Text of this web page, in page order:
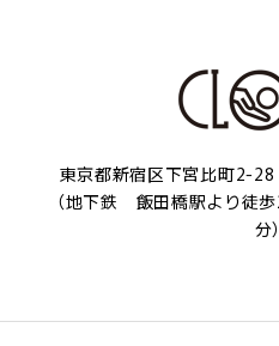
東京都新宿区下宮比町2-
（地下鉄 飯田橋駅より徒歩
分）